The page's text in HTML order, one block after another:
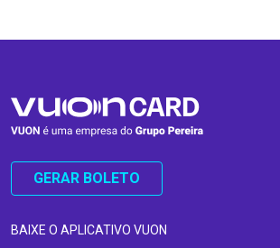
GERAR BOLETO
BAIXE O APLICATIVO VUON